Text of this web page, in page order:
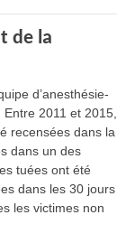
de la
d’anesthésie-
Entre 2011 et 2015,
recensées dans la
dans un des
tuées ont été
dans les 30 jours
les victimes non